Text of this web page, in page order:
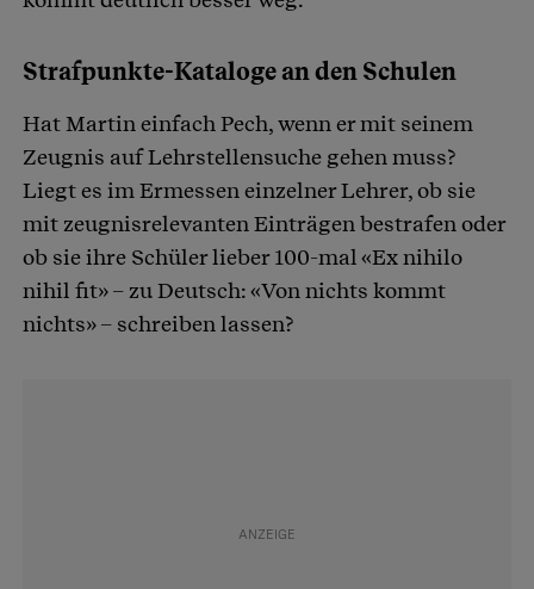
Strafpunkte-Kataloge an den Schulen
Hat Martin einfach Pech, wenn er mit seinem
Zeugnis auf Lehrstellensuche gehen muss?
Liegt es im Ermessen einzelner Lehrer, ob sie
mit zeugnisrelevanten Einträgen bestrafen oder
ob sie ihre Schüler lieber 100-mal «Ex nihilo
nihil fit» – zu Deutsch: «Von nichts kommt
nichts» – schreiben lassen?